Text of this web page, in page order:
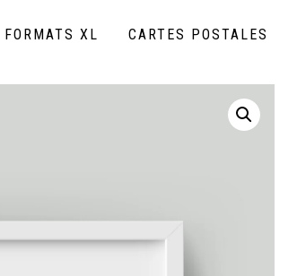
FORMATS XL CARTES POSTALES